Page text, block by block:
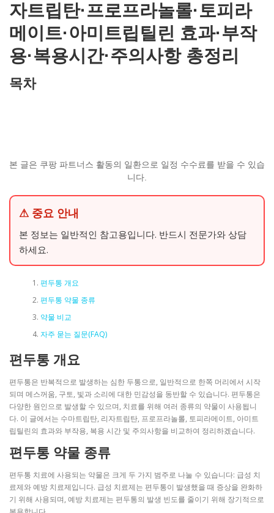
자트립탄·프로프라놀롤·토피라
메이트·아미트립틸린 효과·부작
용·복용시간·주의사항 총정리
목차
본 글은 쿠팡 파트너스 활동의 일환으로 일정 수수료를 받을 수 있습
니다.
⚠ 중요 안내
본 정보는 일반적인 참고용입니다. 반드시 전문가와 상담
하세요.
편두통 개요
편두통 약물 종류
약물 비교
자주 묻는 질문(FAQ)
편두통 개요
편두통은 반복적으로 발생하는 심한 두통으로, 일반적으로 한쪽 머리에서 시작
되며 메스꺼움, 구토, 빛과 소리에 대한 민감성을 동반할 수 있습니다. 편두통은
다양한 원인으로 발생할 수 있으며, 치료를 위해 여러 종류의 약물이 사용됩니
다. 이 글에서는 수마트립탄, 리자트립탄, 프로프라놀롤, 토피라메이트, 아미트
립틸린의 효과와 부작용, 복용 시간 및 주의사항을 비교하여 정리하겠습니다.
편두통 약물 종류
편두통 치료에 사용되는 약물은 크게 두 가지 범주로 나눌 수 있습니다: 급성 치
료제와 예방 치료제입니다. 급성 치료제는 편두통이 발생했을 때 증상을 완화하
기 위해 사용되며, 예방 치료제는 편두통의 발생 빈도를 줄이기 위해 장기적으로